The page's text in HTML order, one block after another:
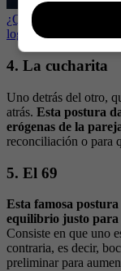
¿Quiere ser un
lograr
4. La cucharita
Uno detrás del otro,
atrás. Esta postura
erógenas de la
reconciliación o para
5. El 69
Esta famosa
equilibrio justo para
Consiste en que uno
contraria, es decir,
preliminar para